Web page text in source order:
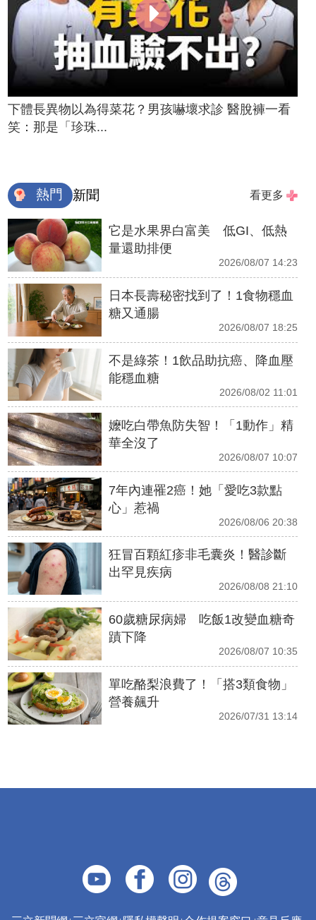
下體長異物以為得菜花？男孩嚇壞求診 醫脫褲一看
笑：那是「珍珠...
熱門 新聞 看更多
它是水果界白富美 低GI、低熱
量還助排便
2026/08/07 14:23
日本長壽秘密找到了！1食物穩血
糖又通腸
2026/08/07 18:25
不是綠茶！1飲品助抗癌、降血壓
能穩血糖
2026/08/02 11:01
嬤吃白帶魚防失智！「1動作」精
華全沒了
2026/08/07 10:07
7年內連罹2癌！她「愛吃3款點
心」惹禍
2026/08/06 20:38
狂冒百顆紅疹非毛囊炎！醫診斷
出罕見疾病
2026/08/08 21:10
60歲糖尿病婦 吃飯1改變血糖奇
蹟下降
2026/08/07 10:35
單吃酪梨浪費了！「搭3類食物」
營養飆升
2026/07/31 13:14